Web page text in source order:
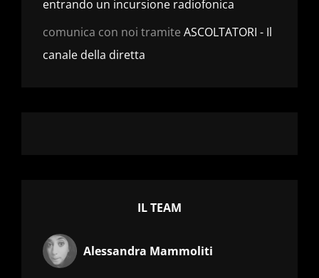
entrando un incursione radiofonica
comunica con noi tramite ASCOLTATORI - Il
canale della diretta
IL TEAM
Alessandra Mammoliti